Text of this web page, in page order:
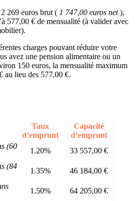
269 euros brut ( 1 747,00 euros net),
577,00 € de mensualité (à valider avec
charges pouvant réduire votre
avez une pension alimentaire ou un
150 euros, la mensualité maximum
au lieu des 577,00 €.
Taux
d’emprunt
Capacité
d’emprunt
(60
1.20%
33 557,00 €
(84
1.35%
46 184,00 €
1.50%
64 205,00 €